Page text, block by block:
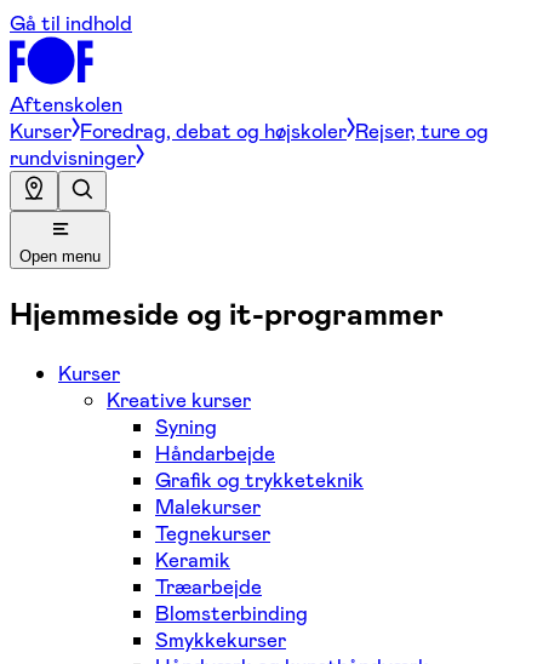
Gå til indhold
Aftenskolen
Kurser Foredrag, debat og højskoler Rejser, ture og
rundvisninger
Open menu
Hjemmeside og it-programmer
Kurser
Kreative kurser
Syning
Håndarbejde
Grafik og trykketeknik
Malekurser
Tegnekurser
Keramik
Træarbejde
Blomsterbinding
Smykkekurser